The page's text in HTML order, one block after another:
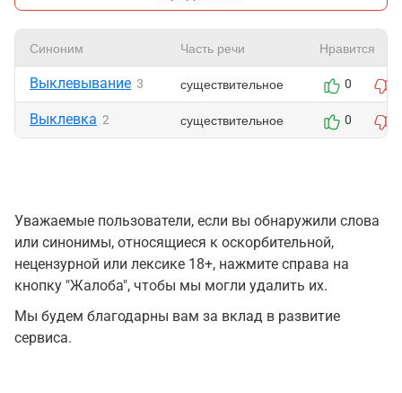
Синоним Часть речи Нравится
Выклевывание 3 существительное 0
Выклевка 2 существительное 0
Уважаемые пользователи, если вы обнаружили слова
или синонимы, относящиеся к оскорбительной,
нецензурной или лексике 18+, нажмите справа на
кнопку "Жалоба", чтобы мы могли удалить их.
Мы будем благодарны вам за вклад в развитие
сервиса.